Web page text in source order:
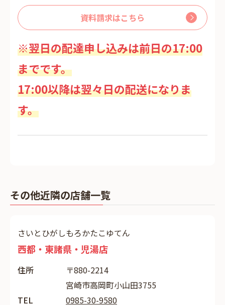
資料請求はこちら
※翌日の配達申し込みは前日の17:00
までです。
17:00以降は翌々日の配送になりま
す。
その他近隣の店舗一覧
さいとひがしもろかたこゆてん
西都・東諸県・児湯店
住所
〒880-2214
宮崎市高岡町小山田3755
TEL
0985-30-9580